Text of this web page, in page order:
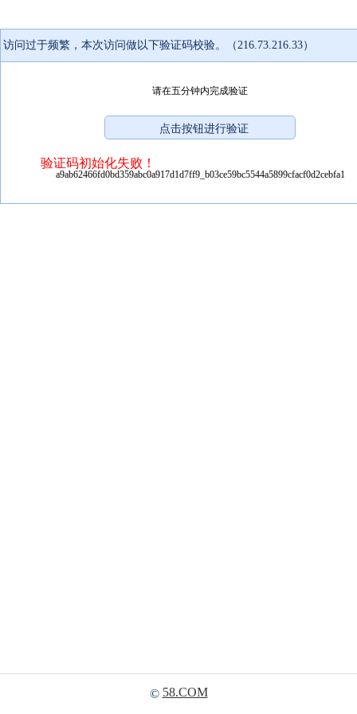
访问过于频繁，本次访问做以下验证码校验。（216.73.216.33）
请在五分钟内完成验证
验证码初始化失败！
a9ab62466fd0bd359abc0a917d1d7ff9_b03ce59bc5544a5899cfacf0d2cebfa1
© 58.COM